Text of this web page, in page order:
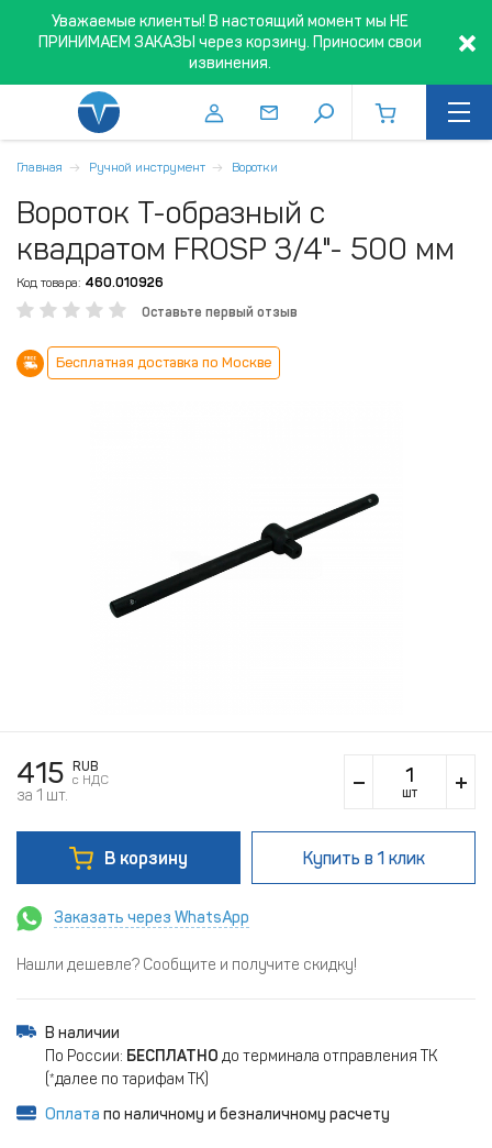
Уважаемые клиенты! В настоящий момент мы НЕ
ПРИНИМАЕМ ЗАКАЗЫ через корзину. Приносим свои
извинения.
Главная Ручной инструмент Воротки
Вороток Т-образный с
квадратом FROSP 3/4"- 500 мм
Код товара: 460.010926
Оставьте первый отзыв
Бесплатная доставка по Москве
415
RUB
c НДС
за 1 шт. шт
В корзину Купить в 1 клик
Заказать через WhatsApp
Нашли дешевле? Сообщите и получите скидку!
В наличии
По России: БЕСПЛАТНО до терминала отправления ТК
(*далее по тарифам ТК)
Оплата по наличному и безналичному расчету